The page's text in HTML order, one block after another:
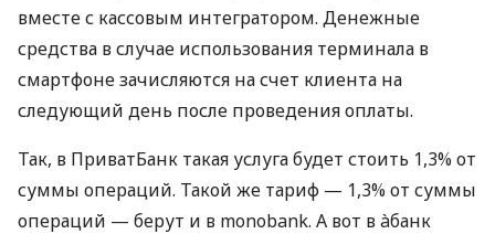
вместе с кассовым интегратором. Денежные
средства в случае использования терминала в
смартфоне зачисляются на счет клиента на
следующий день после проведения оплаты.
Так, в ПриватБанк такая услуга будет стоить 1,3% от
суммы операций. Такой же тариф — 1,3% от суммы
операций — берут и в monobank. А вот в àбанк